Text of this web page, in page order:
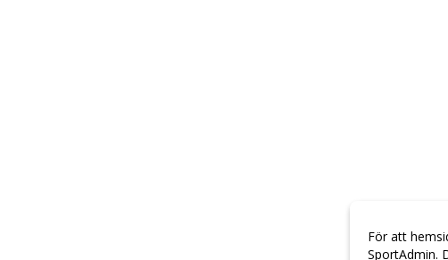
För att
SportAdmin.